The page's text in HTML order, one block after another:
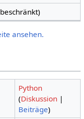
ansehen.
Python
(Diskussion |
Beiträge)